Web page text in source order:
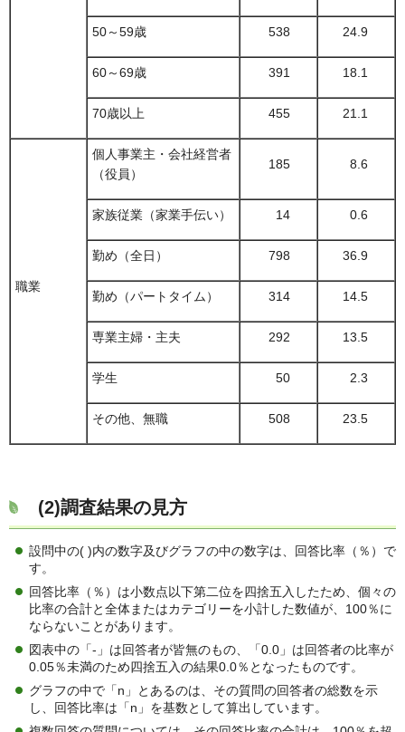
50～59歳 538 24.9
60～69歳 391 18.1
70歳以上 455 21.1
職業
個人事業主・会社経営者
（役員）
185 8.6
家族従業（家業手伝い） 14 0.6
勤め（全日） 798 36.9
勤め（パートタイム） 314 14.5
専業主婦・主夫 292 13.5
学生 50 2.3
その他、無職 508 23.5
(2)調査結果の見方
設問中の( )内の数字及びグラフの中の数字は、回答比率（％）で
す。
回答比率（％）は小数点以下第二位を四捨五入したため、個々の
比率の合計と全体またはカテゴリーを小計した数値が、100％に
ならないことがあります。
図表中の「-」は回答者が皆無のもの、「0.0」は回答者の比率が
0.05％未満のため四捨五入の結果0.0％となったものです。
グラフの中で「n」とあるのは、その質問の回答者の総数を示
し、回答比率は「n」を基数として算出しています。